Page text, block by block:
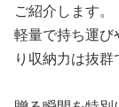
ご紹介します。
軽量で持ち運び
り収納力は抜群